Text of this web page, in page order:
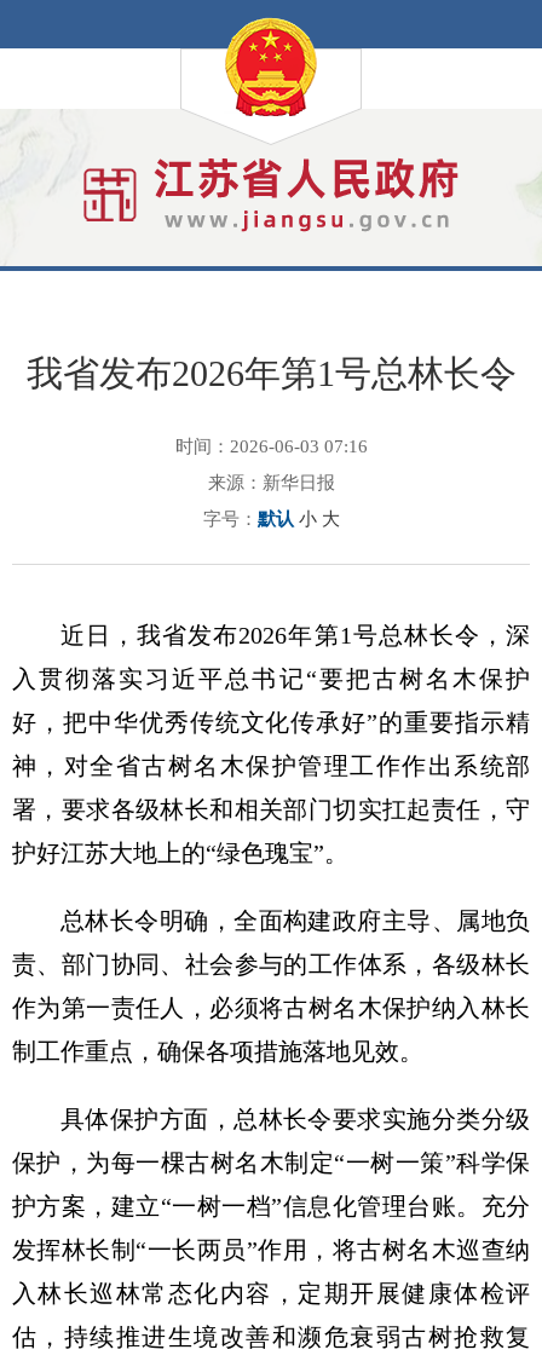
我省发布2026年第1号总林长令
时间：2026-06-03 07:16
来源：新华日报
字号： 默认 小 大
近日，我省发布2026年第1号总林长令，深
入贯彻落实习近平总书记“要把古树名木保护
好，把中华优秀传统文化传承好”的重要指示精
神，对全省古树名木保护管理工作作出系统部
署，要求各级林长和相关部门切实扛起责任，守
护好江苏大地上的“绿色瑰宝”。
总林长令明确，全面构建政府主导、属地负
责、部门协同、社会参与的工作体系，各级林长
作为第一责任人，必须将古树名木保护纳入林长
制工作重点，确保各项措施落地见效。
具体保护方面，总林长令要求实施分类分级
保护，为每一棵古树名木制定“一树一策”科学保
护方案，建立“一树一档”信息化管理台账。充分
发挥林长制“一长两员”作用，将古树名木巡查纳
入林长巡林常态化内容，定期开展健康体检评
估，持续推进生境改善和濒危衰弱古树抢救复